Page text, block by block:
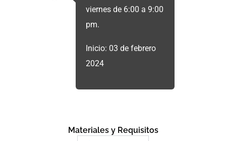
viernes de 6:00 a 9:00
pm.
Inicio: 03 de febrero
2024
Materiales y Requisitos